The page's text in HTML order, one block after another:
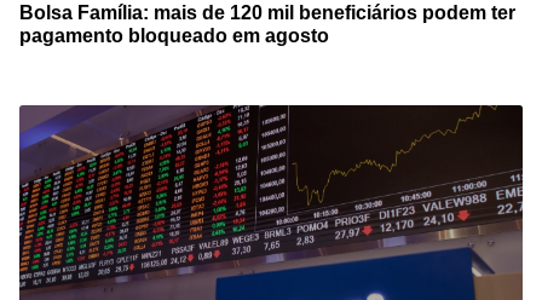
Bolsa Família: mais de 120 mil beneficiários podem ter
pagamento bloqueado em agosto